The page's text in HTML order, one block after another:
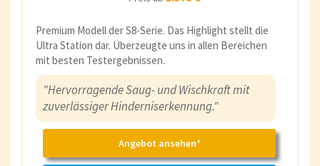
Premium Modell der S8-Serie. Das Highlight stellt die
Ultra Station dar. Überzeugte uns in allen Bereichen
mit besten Testergebnissen.
"Hervorragende Saug- und Wischkraft mit
zuverlässiger Hinderniserkennung."
Angebot ansehen*